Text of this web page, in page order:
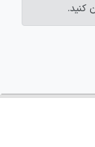
کنید.